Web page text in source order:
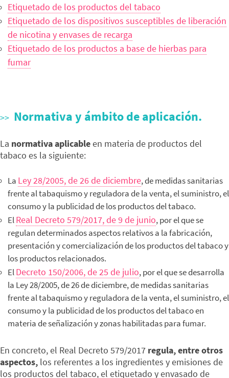
Etiquetado de los productos del tabaco
Etiquetado de los dispositivos susceptibles de liberación
de nicotina y envases de recarga
Etiquetado de los productos a base de hierbas para
fumar
Normativa y ámbito de aplicación.
La normativa aplicableen materia de productos del
tabaco es la siguiente:
La Ley 28/2005, de 26 de diciembre, de medidas sanitarias
frente al tabaquismo y reguladora de la venta, el suministro, el
consumo y la publicidad de los productos del tabaco.
ElReal Decreto 579/2017, de 9 de junio, por el que se
regulan determinados aspectos relativos a la fabricación,
presentación y comercialización de los productos del tabaco y
los productos relacionados.
ElDecreto 150/2006, de 25 de julio, por el que se desarrolla
la Ley 28/2005, de 26 de diciembre, de medidas sanitarias
frente al tabaquismo y reguladora de la venta, el suministro, el
consumo y la publicidad de los productos del tabaco en
materia de señalización y zonas habilitadas para fumar.
En concreto, el Real Decreto 579/2017 regula, entre otros
aspectos, los referentes a los ingredientes y emisiones de
los productos del tabaco, el etiquetado y envasado de